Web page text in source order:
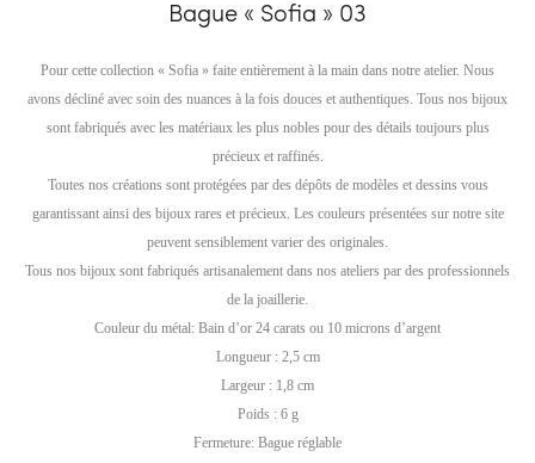
Bague « Sofia » 03
Pour cette collection « Sofia » faite entièrement à la main dans notre atelier. Nous
avons décliné avec soin des nuances à la fois douces et authentiques. Tous nos bijoux
sont fabriqués avec les matériaux les plus nobles pour des détails toujours plus
précieux et raffinés.
Toutes nos créations sont protégées par des dépôts de modèles et dessins vous
garantissant ainsi des bijoux rares et précieux. Les couleurs présentées sur notre site
peuvent sensiblement varier des originales.
Tous nos bijoux sont fabriqués artisanalement dans nos ateliers par des professionnels
de la joaillerie.
Couleur du métal: Bain d’or 24 carats ou 10 microns d’argent
Longueur : 2,5 cm
Largeur : 1,8 cm
Poids : 6 g
Fermeture: Bague réglable